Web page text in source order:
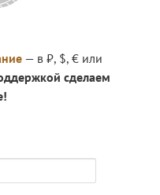
— в ₽, $, € или
сделаем